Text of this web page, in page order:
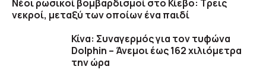
Νέοι ρωσικοί βομβαρδισμοί στο Κίεβο: Τρεις
νεκροί, μεταξύ των οποίων ένα παιδί
Κίνα: Συναγερμός για τον τυφώνα
Dolphin – Άνεμοι έως 162 χιλιόμετρα
την ώρα